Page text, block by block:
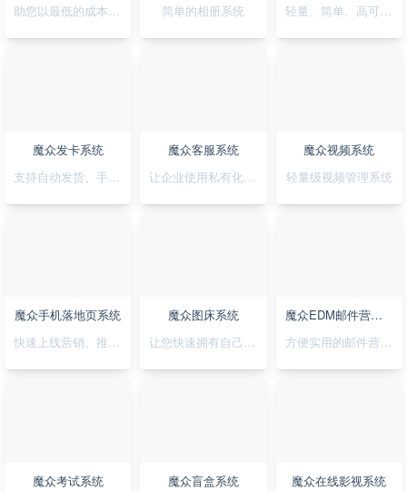
简单的相册系统
魔众发卡系统
魔众客服系统
魔众视频系统
轻量级视频管理系统
魔众手机落地页系统
快速上线营销、推广落地页，可视化拖拽创，支持手机H5/微信小程序/抖音小程序
魔众图床系统
让您快速拥有自己私有化的图床系统
魔众EDM邮件营销系统
方便实用的邮件营销系统
魔众考试系统
魔众盲盒系统
魔众在线影视系统